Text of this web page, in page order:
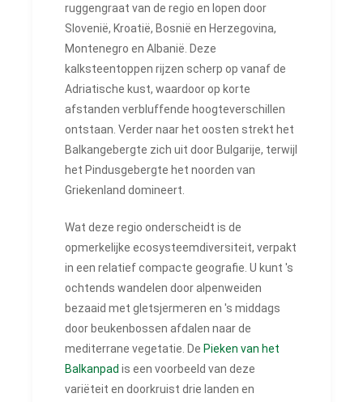
ruggengraat van de regio en lopen door
Slovenië, Kroatië, Bosnië en Herzegovina,
Montenegro en Albanië. Deze
kalksteentoppen rijzen scherp op vanaf de
Adriatische kust, waardoor op korte
afstanden verbluffende hoogteverschillen
ontstaan. Verder naar het oosten strekt het
Balkangebergte zich uit door Bulgarije, terwijl
het Pindusgebergte het noorden van
Griekenland domineert.
Wat deze regio onderscheidt is de
opmerkelijke ecosysteemdiversiteit, verpakt
in een relatief compacte geografie. U kunt 's
ochtends wandelen door alpenweiden
bezaaid met gletsjermeren en 's middags
door beukenbossen afdalen naar de
mediterrane vegetatie. De Pieken van het
Balkanpad is een voorbeeld van deze
variëteit en doorkruist drie landen en